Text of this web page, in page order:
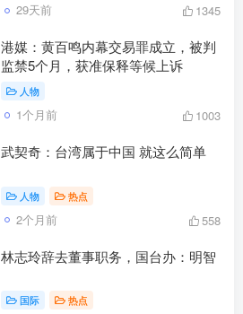
29天前 1345
港媒：黄百鸣内幕交易罪成立，被判
监禁5个月，获准保释等候上诉
人物
1个月前 1003
武契奇：台湾属于中国 就这么简单
人物 热点
2个月前 558
林志玲辞去董事职务，国台办：明智
国际 热点